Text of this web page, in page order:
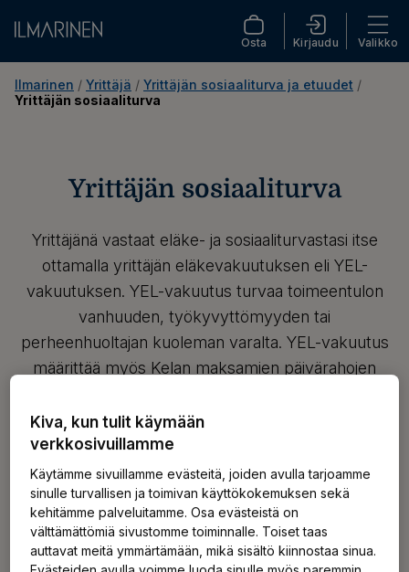
Osta Kirjaudu Valikko
Ilmarinen / Yrittäjä / Yrittäjän sosiaaliturva ja etuudet /
Yrittäjän sosiaaliturva
Yrittäjän sosiaaliturva
Yrittäjänä vastaat eläke- ja sosiaaliturvastasi itse
ottamalla yrittäjän eläkevakuutuksen eli YEL-
vakuutuksen. YEL-vakuutus turvaa toimeentulon
vanhuuden, työkyvyttömyyden tai
perheenhuoltajan kuoleman varalta. YEL-vakuutus
määrittää myös Kelan maksamien päivärahojen
perhevapaalle.
Hanki YEL-vakuutus
Kiva, kun tulit käymään
verkkosivuillamme
Käytämme sivuillamme evästeitä, joiden avulla tarjoamme
sinulle turvallisen ja toimivan käyttökokemuksen sekä
kehitämme palveluitamme. Osa evästeistä on
välttämättömiä sivustomme toiminnalle. Toiset taas
auttavat meitä ymmärtämään, mikä sisältö kiinnostaa sinua.